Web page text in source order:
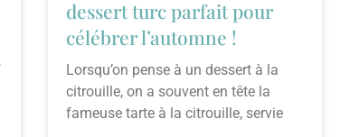
dessert turc parfait pour
célébrer l’automne !
Lorsqu’on pense à un dessert à la
citrouille, on a souvent en tête la
fameuse tarte à la citrouille, servie